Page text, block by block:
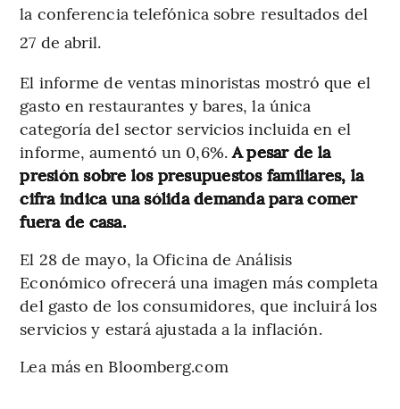
la conferencia telefónica sobre resultados del
27 de abril.
El informe de ventas minoristas mostró que el
gasto en restaurantes y bares, la única
categoría del sector servicios incluida en el
informe, aumentó un 0,6%.A pesar de la
presión sobre los presupuestos familiares, la
cifra indica una sólida demanda para comer
fuera de casa.
El 28 de mayo, la Oficina de Análisis
Económico ofrecerá una imagen más completa
del gasto de los consumidores, que incluirá los
servicios y estará ajustada a la inflación.
Lea más en Bloomberg.com